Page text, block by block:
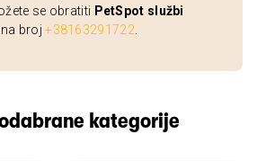
se obratiti PetSpot službi
broj+38163291722
kategorije